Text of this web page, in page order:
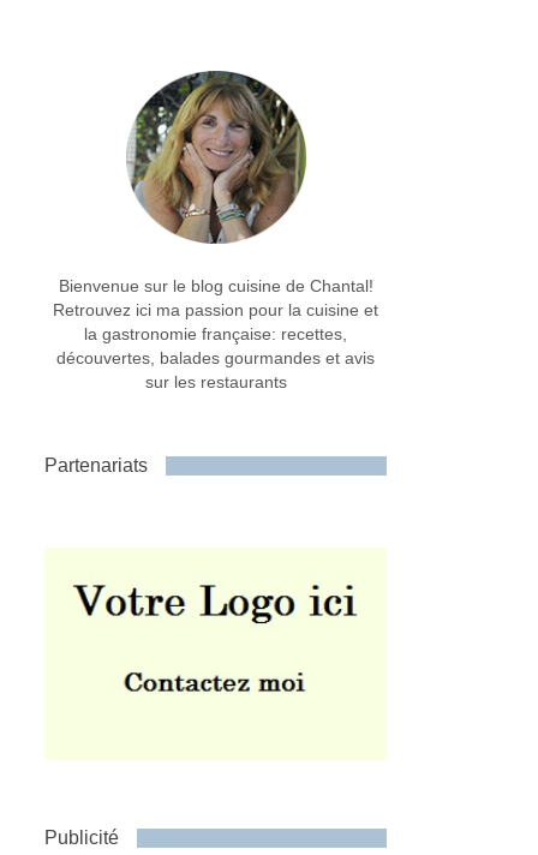
Bienvenue sur le blog cuisine de Chantal!
Retrouvez ici ma passion pour la cuisine et
la gastronomie française: recettes,
découvertes, balades gourmandes et avis
sur les restaurants
Partenariats
Publicité